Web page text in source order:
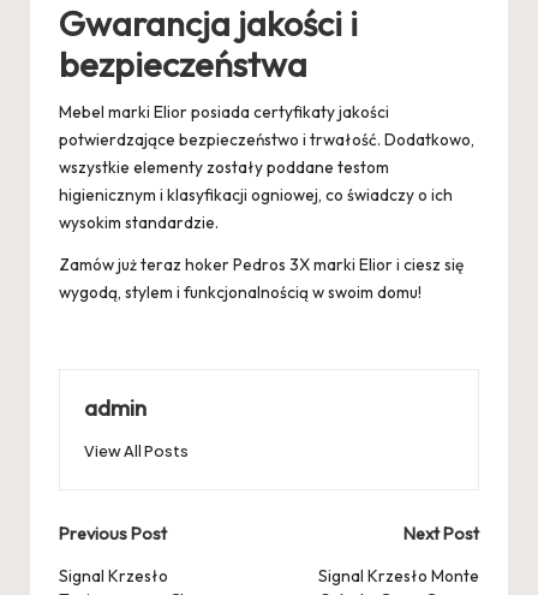
Gwarancja jakości i
bezpieczeństwa
Mebel marki Elior posiada certyfikaty jakości
potwierdzające bezpieczeństwo i trwałość. Dodatkowo,
wszystkie elementy zostały poddane testom
higienicznym i klasyfikacji ogniowej, co świadczy o ich
wysokim standardzie.
Zamów już teraz hoker Pedros 3X marki Elior i ciesz się
wygodą, stylem i funkcjonalnością w swoim domu!
admin
View All Posts
Post
navigation
Previous Post
Signal Krzesło
Next Post
Signal Krzesło Monte